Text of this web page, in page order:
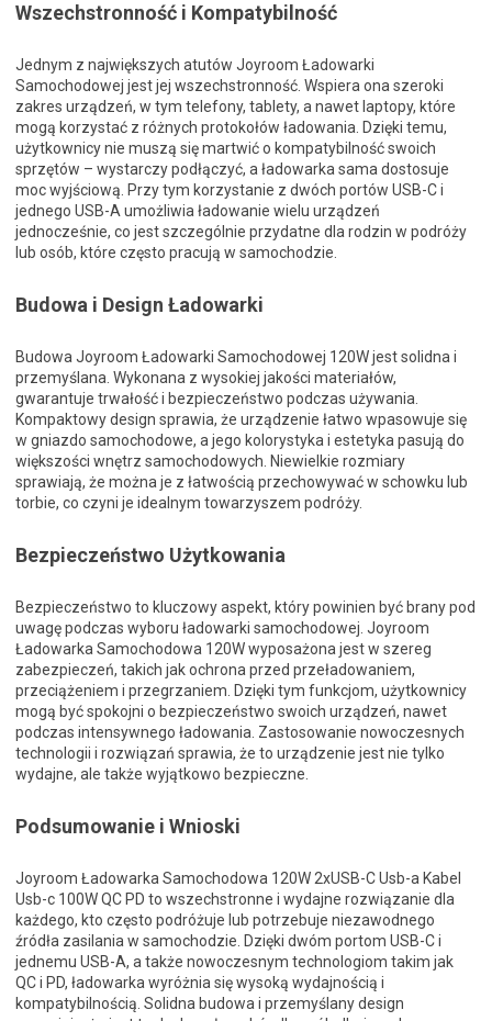
Wszechstronność i Kompatybilność
Jednym z największych atutów Joyroom Ładowarki
Samochodowej jest jej wszechstronność. Wspiera ona szeroki
zakres urządzeń, w tym telefony, tablety, a nawet laptopy, które
mogą korzystać z różnych protokołów ładowania. Dzięki temu,
użytkownicy nie muszą się martwić o kompatybilność swoich
sprzętów – wystarczy podłączyć, a ładowarka sama dostosuje
moc wyjściową. Przy tym korzystanie z dwóch portów USB-C i
jednego USB-A umożliwia ładowanie wielu urządzeń
jednocześnie, co jest szczególnie przydatne dla rodzin w podróży
lub osób, które często pracują w samochodzie.
Budowa i Design Ładowarki
Budowa Joyroom Ładowarki Samochodowej 120W jest solidna i
przemyślana. Wykonana z wysokiej jakości materiałów,
gwarantuje trwałość i bezpieczeństwo podczas używania.
Kompaktowy design sprawia, że urządzenie łatwo wpasowuje się
w gniazdo samochodowe, a jego kolorystyka i estetyka pasują do
większości wnętrz samochodowych. Niewielkie rozmiary
sprawiają, że można je z łatwością przechowywać w schowku lub
torbie, co czyni je idealnym towarzyszem podróży.
Bezpieczeństwo Użytkowania
Bezpieczeństwo to kluczowy aspekt, który powinien być brany pod
uwagę podczas wyboru ładowarki samochodowej. Joyroom
Ładowarka Samochodowa 120W wyposażona jest w szereg
zabezpieczeń, takich jak ochrona przed przeładowaniem,
przeciążeniem i przegrzaniem. Dzięki tym funkcjom, użytkownicy
mogą być spokojni o bezpieczeństwo swoich urządzeń, nawet
podczas intensywnego ładowania. Zastosowanie nowoczesnych
technologii i rozwiązań sprawia, że to urządzenie jest nie tylko
wydajne, ale także wyjątkowo bezpieczne.
Podsumowanie i Wnioski
Joyroom Ładowarka Samochodowa 120W 2xUSB-C Usb-a Kabel
Usb-c 100W QC PD to wszechstronne i wydajne rozwiązanie dla
każdego, kto często podróżuje lub potrzebuje niezawodnego
źródła zasilania w samochodzie. Dzięki dwóm portom USB-C i
jednemu USB-A, a także nowoczesnym technologiom takim jak
QC i PD, ładowarka wyróżnia się wysoką wydajnością i
kompatybilnością. Solidna budowa i przemyślany design